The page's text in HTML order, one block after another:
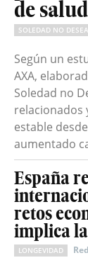
de
SOLEDAD NO
Según un
AXA,
Soledad no
relacionados
estable
aumentado
España
retos
implica
LONGEVIDAD